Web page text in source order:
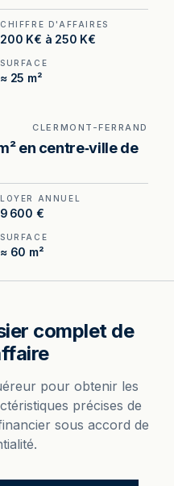
CHIFFRE D'AFFAIRES
200 K€ à 250 K€
SURFACE
≈ 25 m²
Ferrand — 5
ville.
CLERMONT-FERRAND
en centre‑ville de
LOYER ANNUEL
9 600 €
SURFACE
≈ 60 m²
complet de
pour obtenir les
précises de
sous accord de